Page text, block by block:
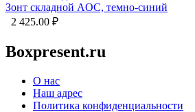
Зонт складной AOC, темно-синий
2 425.00 ₽
Boxpresent.ru
О нас
Наш адрес
Политика конфиденциальности